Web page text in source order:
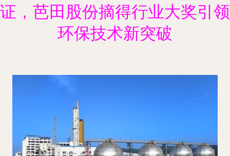
证，芭田股份摘得行业大奖引领
环保技术新突破